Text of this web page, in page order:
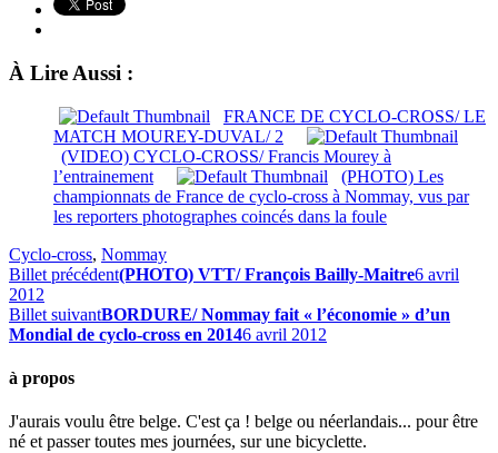
À Lire Aussi :
FRANCE DE CYCLO-CROSS/ LE
MATCH MOUREY-DUVAL/ 2
(VIDEO) CYCLO-CROSS/ Francis Mourey à
l’entrainement
(PHOTO) Les
championnats de France de cyclo-cross à Nommay, vus par
les reporters photographes coincés dans la foule
Cyclo-cross, Nommay
Billet précédent(PHOTO) VTT/ François Bailly-Maitre6 avril
2012
Billet suivantBORDURE/ Nommay fait « l’économie » d’un
Mondial de cyclo-cross en 20146 avril 2012
à propos
J'aurais voulu être belge. C'est ça ! belge ou néerlandais... pour être
né et passer toutes mes journées, sur une bicyclette.